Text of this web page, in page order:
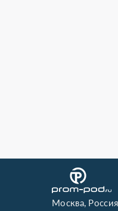
Москва, Россия